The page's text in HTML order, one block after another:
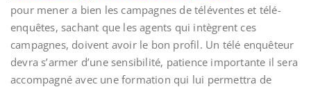
pour mener a bien les campagnes de téléventes et télé-
enquêtes, sachant que les agents qui intègrent ces
campagnes, doivent avoir le bon profil. Un télé enquêteur
devra s’armer d’une sensibilité, patience importante il sera
accompagné avec une formation qui lui permettra de